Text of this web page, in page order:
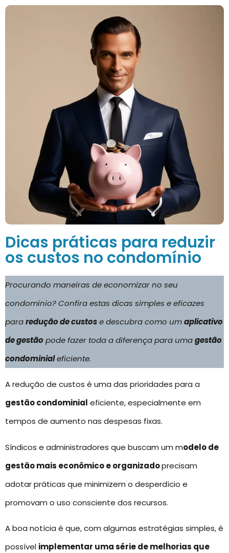
Dicas práticas para reduzir
os custos no condomínio
Procurando maneiras de economizar no seu
condomínio? Confira estas dicas simples e eficazes
pararedução de custose descubra como umaplicativo
de gestãopode fazer toda a diferença para umagestão
condominialeficiente.
A redução de custos é uma das prioridades para a
gestão condominial eficiente, especialmente em
tempos de aumento nas despesas fixas.
Síndicos e administradores que buscam um modelo de
gestão mais econômico e organizadoprecisam
adotar práticas que minimizem o desperdício e
promovam o uso consciente dos recursos.
A boa notícia é que, com algumas estratégias simples, é
possível implementar uma série de melhorias que